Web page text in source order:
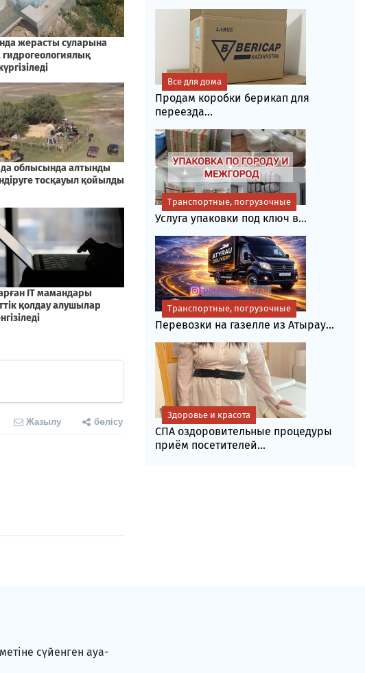
Жазылу бөлісу
Продам коробки берикап для
переезда...
Все для дома
Услуга упаковки под ключ в...
Транспортные, погрузочные
Перевозки на газелле из Атырау...
Транспортные, погрузочные
СПА оздоровительные процедуры
приём посетителей...
Здоровье и красота
сүйенген ауа-